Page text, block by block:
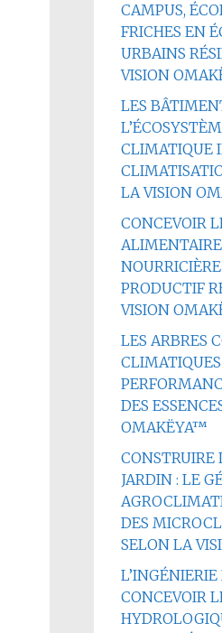
CAMPUS,
FRICHES EN
URBAINS
VISION
LES
CLIMATIQUE
LA VISION
CONCEVOIR
PRODUCTIF
VISION
LES ARBRES
DES
OMAKËYA™
JARDIN : LE
DES
SELON LA
L’INGÉNIERIE
CONCEVOIR